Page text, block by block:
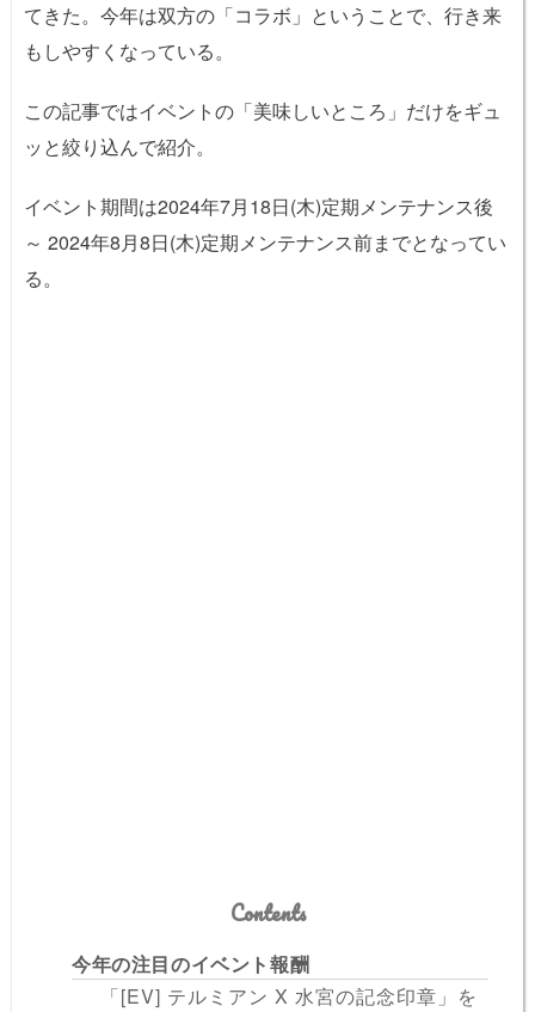
てきた。今年は双方の「コラボ」ということで、行き来
もしやすくなっている。
この記事ではイベントの「美味しいところ」だけをギュ
ッと絞り込んで紹介。
イベント期間は2024年7月18日(木)定期メンテナンス後
～ 2024年8月8日(木)定期メンテナンス前までとなってい
る。
Contents
今年の注目のイベント報酬
「[EV] テルミアン X 水宮の記念印章」を